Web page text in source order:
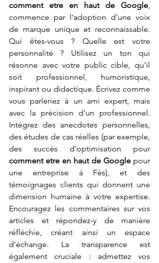
comment etre en haut de Google,
commence par l'adoption d'une voix
de marque unique et reconnaissable.
Qui êtes-vous ? Quelle est votre
personnalité ? Utilisez un ton qui
résonne avec votre public cible, qu'il
soit professionnel, humoristique,
inspirant ou didactique. Écrivez comme
vous parleriez à un ami expert, mais
avec la précision d'un professionnel.
Intégrez des anecdotes personnelles,
des études de cas réelles (par exemple,
comment etre en haut de Google pour
une entreprise à Fès), et des
témoignages clients qui donnent une
dimension humaine à votre expertise.
Encouragez les commentaires sur vos
articles et répondez-y de manière
réfléchie, créant ainsi un espace
d'échange. La transparence est
également cruciale : admettez vos